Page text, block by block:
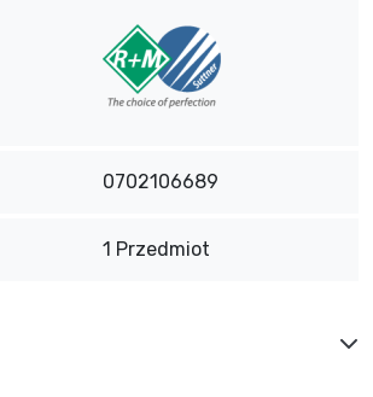
0702106689
1 Przedmiot